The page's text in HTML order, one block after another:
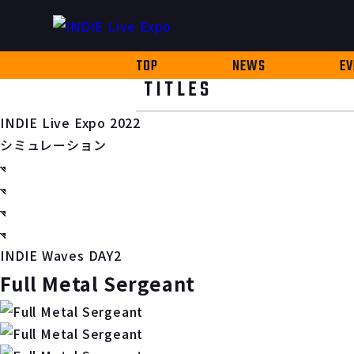
TOP NEWS
TITLES
INDIE Live Expo 2022
シミュレーション
INDIE Waves DAY2
Full Metal Sergeant